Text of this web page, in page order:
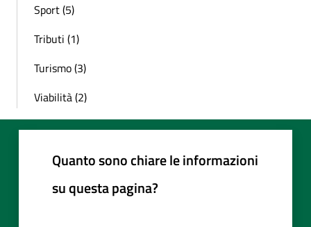
Sport (5)
Tributi (1)
Turismo (3)
Viabilità (2)
Quanto sono chiare le informazioni
su questa pagina?